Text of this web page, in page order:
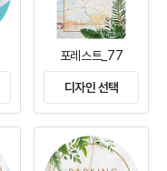
포레스트_77
디자인 선택